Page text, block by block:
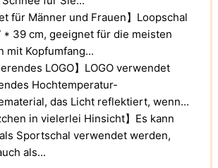
für Männer und Frauen】Loopschal
* 39 cm, geeignet für die meisten
mit Kopfumfang...
LOGO】LOGO verwendet
Hochtemperatur-
das Licht reflektiert, wenn...
in vielerlei Hinsicht】Es kann
Sportschal verwendet werden,
als...